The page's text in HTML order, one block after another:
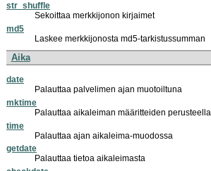
str_shuffle
Sekoittaa merkkijonon kirjaimet
md5
Laskee merkkijonosta md5-tarkistussumman
Aika
date
Palauttaa palvelimen ajan muotoiltuna
mktime
Palauttaa aikaleiman määritteiden perusteella
time
Palauttaa ajan aikaleima-muodossa
getdate
Palauttaa tietoa aikaleimasta